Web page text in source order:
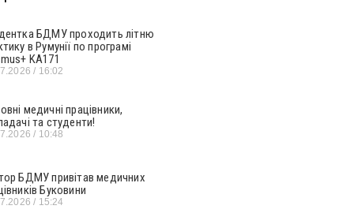
БДМУ проходить літню
в Румунії по програмі
KA171
16:02
медичні працівники,
та студенти!
10:48
БДМУ привітав медичних
Буковини
15:24